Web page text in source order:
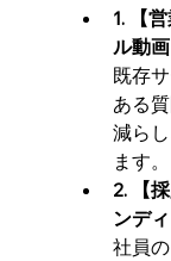
1. 【
ル動画
既存
ある
減ら
ます。
2. 【
ンデ
社員